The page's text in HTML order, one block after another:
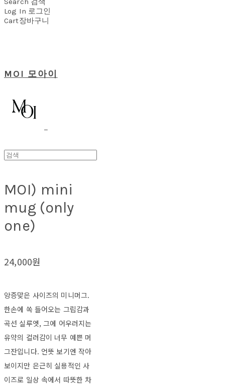
Log In 로그인
Cart장바구니
MOI 모아이
MOI) mini
mug (only
one)
24,000원
앙증맞은 사이즈의 미니머그.
한손에 쏙 들어오는 그립감과
곡선 실루엣, 그에 어우러지는
유약의 컬러감이 너무 예쁜 머
그잔입니다. 언뜻 보기엔 작아
보이지만 은근히 실용적인 사
이즈로 일상 속에서 따뜻한 차